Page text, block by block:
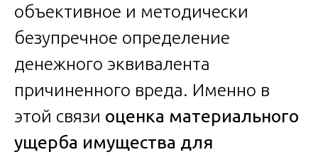
объективное и методически
безупречное определение
денежного эквивалента
причиненного вреда. Именно в
этой связи оценка материального
ущерба имущества для